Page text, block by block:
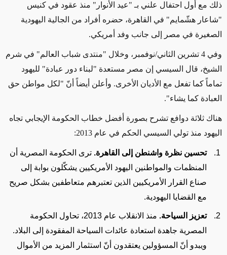
ذلك مع أول احتفال علني بـ "عيد الأنوار" منذ عقود في كنيس
"شاعار هشّمايم" في القاهرة، حضره أفراد من الجالية اليهودية
الصغيرة في مصر إلى جانب وفد أمريكي.
وفي 4 تشرين الثاني/نوفمبر، وخلال "منتدى شباب العالم" في شرم
الشيخ، قال السيسي إن مصر مستعدة "لبناء دور عبادة" لليهود
تماماً كما تفعل مع الأديان الأخرى. وأعلن أيضاً أنّ "لكل مواطن حق
العبادة كما يشاء".
هناك ثلاثة دوافع تشرح بصورة أفضل خطاب الحكومة الإيجابي تجاه
اليهود منذ تولي السيسي الحكم في عام 2013:
تحسين نظرة واشنطن إلى القاهرة. ترى الحكومة المصرية أن
المنظمات والمواطنين اليهود الأمريكيين يشكّلون بوابة إلى
صناع القرار الأمريكيين الذين تعتبرهم متعاطفين بشكل صريح
مع القضايا اليهودية.
تعزيز السياحة.
منذ الانقلاب عام 2013، تحاول الحكومة
المصرية جاهدة استعادة عائدات السياحة المفقودة إلى البلاد.
ويبدو أنّ المسؤولين يعتقدون أنّ استثمار المزيد من الأموال